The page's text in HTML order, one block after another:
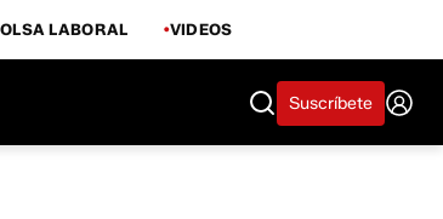
LABORAL VIDEOS
Suscríbete